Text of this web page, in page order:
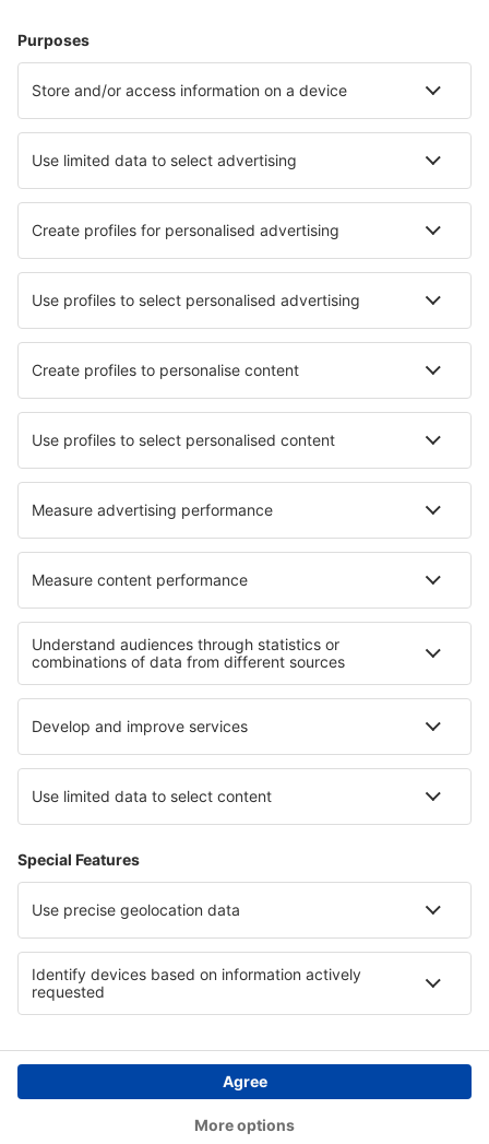
Hotels in Salt Rock Hotels in Mookgophong
Die besten Hotels - Städte
Hotels in Dernbach Hotels in Appenheim
Hotels in Rolling Hills Estates Hotels in Wienerwald
Hotels in Penia di Canazei Hotels in Tacoronte (Tenerife)
Die besten Hotels - Regionen
Hotels im Walker Bay Naturschutzgebiet
Hotels in Kapstadt Hotels im Timbavati Game Reserve
Hotels im Addo-Elefanten-Nationalpark
Hotels in Italy - sun and beach Hotels auf Menorca
Hotels an der Türkischen Riviera
Hotels in Southern Hungarian Plains
Copyright © eSkyTravel.de. Alle Rechte vorbehalten.